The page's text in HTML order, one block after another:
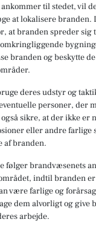
til stedet, vil
at lokalisere branden.
at branden spreder sig
branden og beskytte de
deres udstyr og
personer, der
sikre, at der ikke er
eller andre farlige
af branden.
følger brandvæsenets
indtil branden
være farlige og
dem alvorligt og give
arbejde.